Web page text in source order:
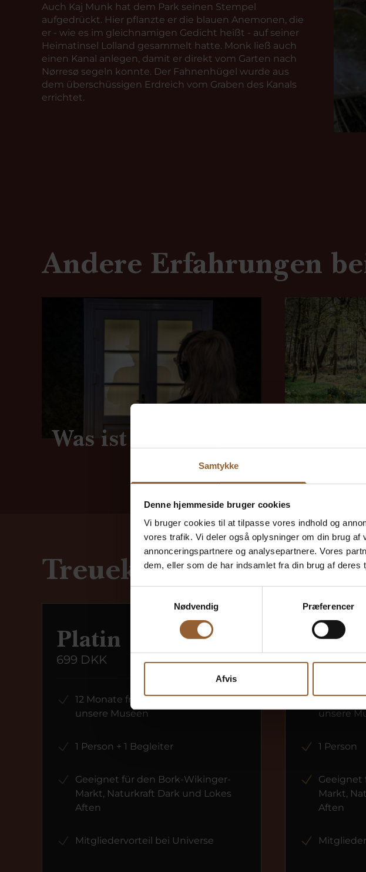
Samtykke
Denne hjemmeside bruger cookies
Vi bruger cookies til at tilpasse vores indhold og
vores trafik. Vi deler også oplysninger om din brug
annonceringspartnere og analysepartnere. Vores
dem, eller som de har indsamlet fra din brug af deres
Nødvendig
Præferencer
Afvis
Auch Kaj Munk hat dem Park seinen Stempel
aufgedrückt. Hier pflanzte er die blauen Anemonen, die
er - wie es im gleichnamigen Gedicht heißt - auf seiner
Heimatinsel Lolland gesammelt hatte. Monk ließ auch
einen Kanal anlegen, damit er direkt vom Garten nach
Nørresø segeln konnte. Der Fahnenhügel wurde aus
dem überschüssigen Erdreich vom Graben des Kanals
errichtet.
Andere Erfahrungen
Was ist passiert?
Treuekarten kaufen
Platin
699 DKK
12 Monate freier Eintritt in alle
unsere Museen
1 Person + 1 Begleiter
Geeignet für den Bork-Wikinger-
Markt, Naturkraft Dark und Lokes
Aften
Mitgliedervorteil bei Universe
Gold
449 DKK
12
unsere
1 Person
Geeignet
Markt,
Aften